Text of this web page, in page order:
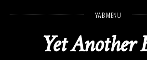
YAB MENU
Yet Another